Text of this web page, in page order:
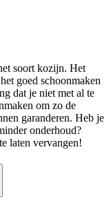
soort kozijn. Het
goed schoonmaken
dat je niet met al te
om zo de
garanderen. Heb je
onderhoud?
laten vervangen!